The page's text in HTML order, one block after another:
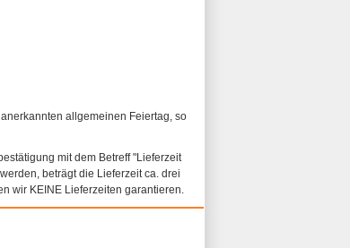
allgemeinen Feiertag, so
mit dem Betreff "Lieferzeit
beträgt die Lieferzeit ca. drei
wir KEINE Lieferzeiten garantieren.